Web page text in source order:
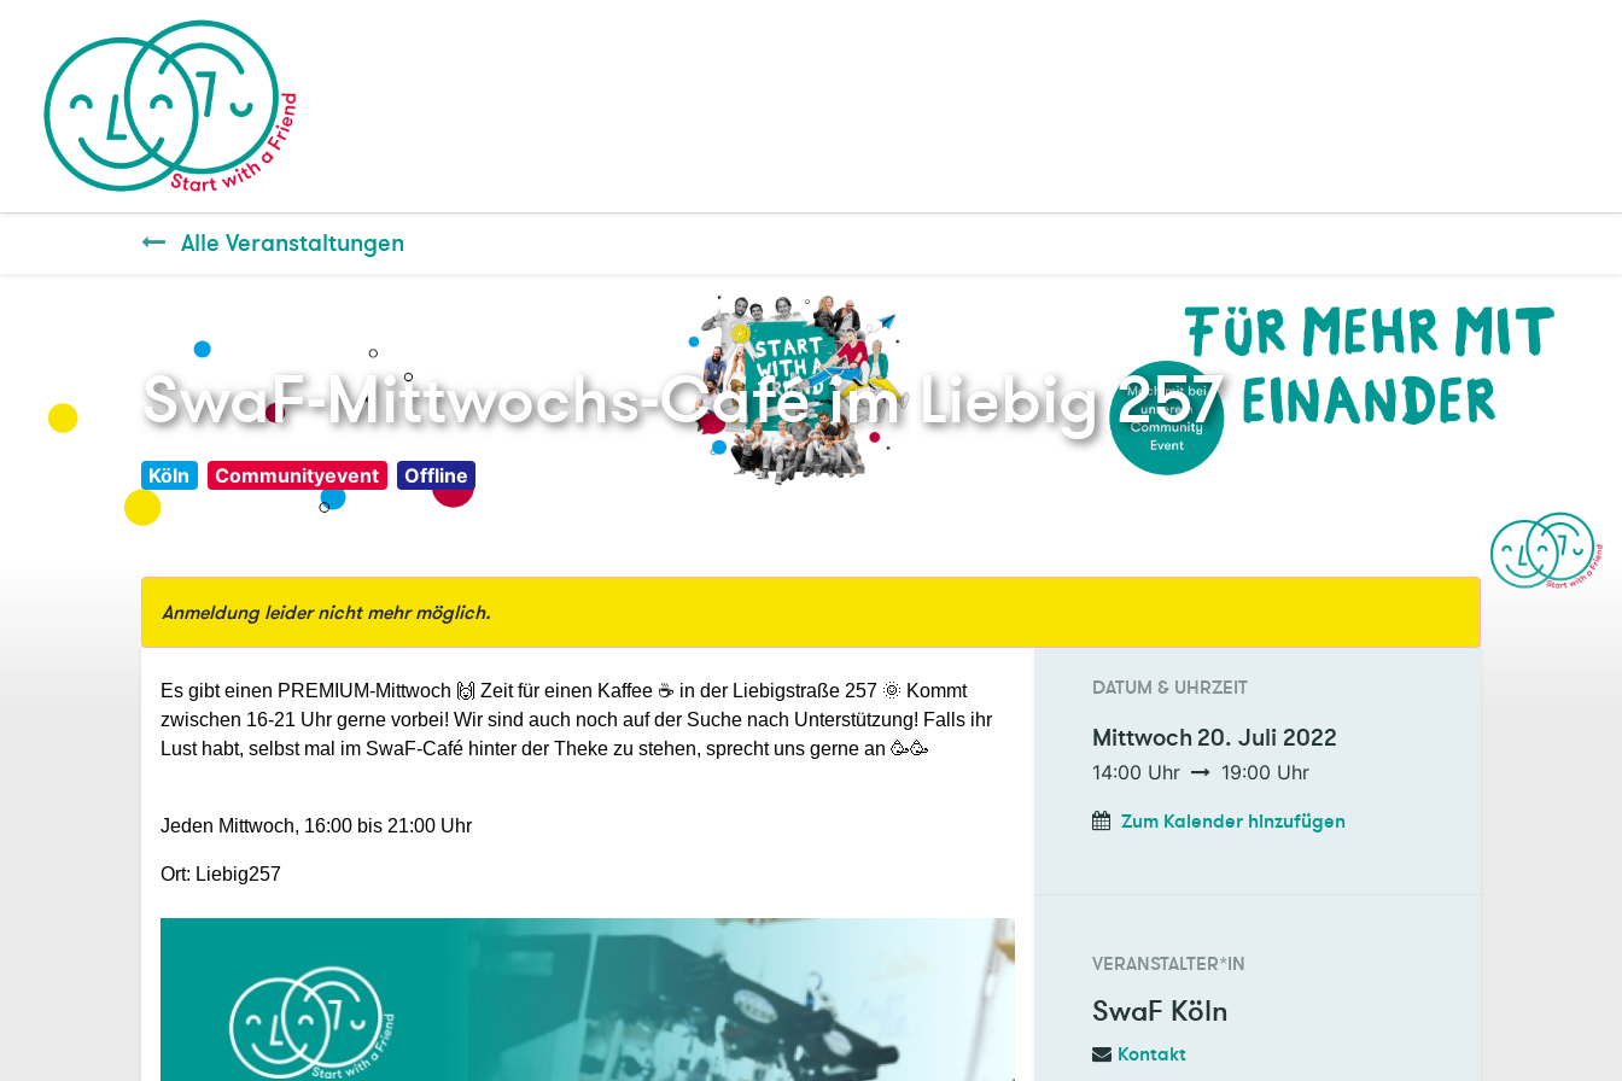
Alle Veranstaltungen
SwaF-Mittwochs-Café im Liebig 257
Köln Communityevent Offline
Anmeldung leider nicht mehr möglich.
Es gibt einen PREMIUM-Mittwoch 🙌 Zeit für einen Kaffee ☕ in der Liebigstraße 257 🌞 Kommt
zwischen 16-21 Uhr gerne vorbei! Wir sind auch noch auf der Suche nach Unterstützung! Falls ihr
Lust habt, selbst mal im SwaF-Café hinter der Theke zu stehen, sprecht uns gerne an 🥳🥳
Jeden Mittwoch, 16:00 bis 21:00 Uhr
Ort: Liebig257
DATUM & UHRZEIT
Mittwoch 20. Juli 2022
14:00 Uhr 19:00 Uhr
Zum Kalender hinzufügen
VERANSTALTER*IN
SwaF Köln
Kontakt